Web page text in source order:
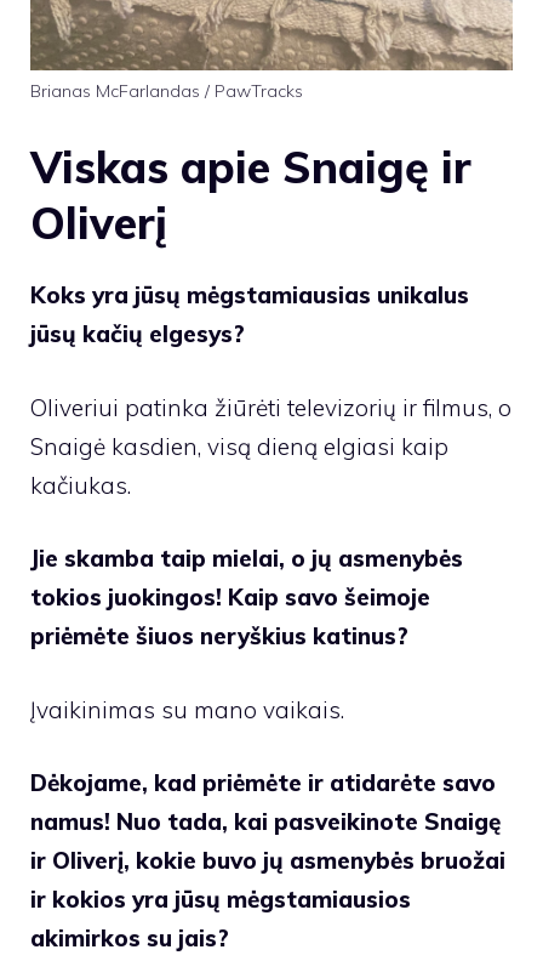
Brianas McFarlandas / PawTracks
Viskas apie Snaigę ir
Oliverį
Koks yra jūsų mėgstamiausias unikalus
jūsų kačių elgesys?
Oliveriui patinka žiūrėti televizorių ir filmus, o
Snaigė kasdien, visą dieną elgiasi kaip
kačiukas.
Jie skamba taip mielai, o jų asmenybės
tokios juokingos! Kaip savo šeimoje
priėmėte šiuos neryškius katinus?
Įvaikinimas su mano vaikais.
Dėkojame, kad priėmėte ir atidarėte savo
namus! Nuo tada, kai pasveikinote Snaigę
ir Oliverį, kokie buvo jų asmenybės bruožai
ir kokios yra jūsų mėgstamiausios
akimirkos su jais?